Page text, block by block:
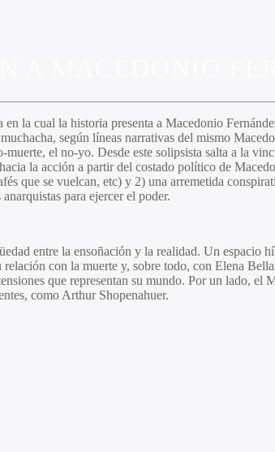
en la cual la historia presenta a Macedonio
según líneas narrativas del mismo
el no-yo. Desde este solipsista salta a la
la acción a partir del costado político de
que se vuelcan, etc) y 2) una arremetida
para ejercer el poder.
entre la ensoñación y la realidad. Un espacio
con la muerte y, sobre todo, con Elena
que representan su mundo. Por un lado, el
como Arthur Shopenahuer.